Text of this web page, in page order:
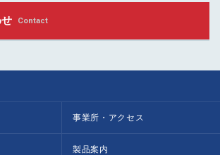
Contact
事業所・アクセス
製品案内